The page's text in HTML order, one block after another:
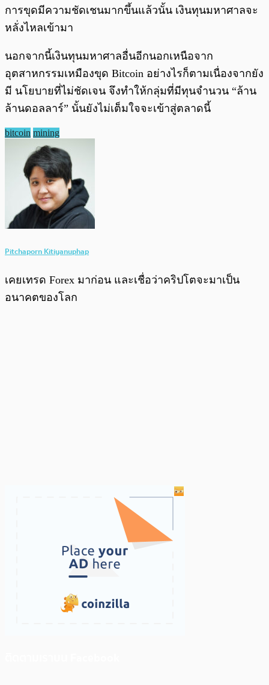
การขุดมีความชัดเชนมากขึ้นแล้วนั้น เงินทุนมหาศาลจะ
หลั่งไหลเข้ามา
นอกจากนี้เงินทุนมหาศาลอื่นอีกนอกเหนือจาก
อุตสาหกรรมเหมืองขุด Bitcoin อย่างไรก็ตามเนื่องจากยัง
มี นโยบายที่ไม่ชัดเจน จึงทำให้กลุ่มที่มีทุนจำนวน “ล้าน
ล้านดอลลาร์” นั้นยังไม่เต็มใจจะเข้าสู่ตลาดนี้
bitcoin mining
Pitchaporn Kitiyanuphap
เคยเทรด Forex มาก่อน และเชื่อว่าคริปโตจะมาเป็น
อนาคตของโลก